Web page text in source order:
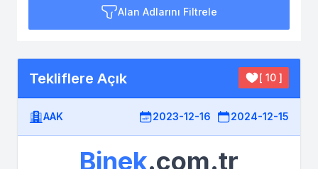
Alan Adlarını Filtrele
Tekliflere Açık [ 10 ]
AAK 2023-12-16 2024-12-15
Binek.com.tr